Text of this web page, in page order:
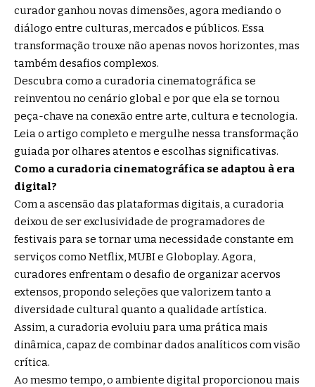
curador ganhou novas dimensões, agora mediando o
diálogo entre culturas, mercados e públicos. Essa
transformação trouxe não apenas novos horizontes, mas
também desafios complexos.
Descubra como a curadoria cinematográfica se
reinventou no cenário global e por que ela se tornou
peça-chave na conexão entre arte, cultura e tecnologia.
Leia o artigo completo e mergulhe nessa transformação
guiada por olhares atentos e escolhas significativas.
Como a curadoria cinematográfica se adaptou à era
digital?
Com a ascensão das plataformas digitais, a curadoria
deixou de ser exclusividade de programadores de
festivais para se tornar uma necessidade constante em
serviços como Netflix, MUBI e Globoplay. Agora,
curadores enfrentam o desafio de organizar acervos
extensos, propondo seleções que valorizem tanto a
diversidade cultural quanto a qualidade artística.
Assim, a curadoria evoluiu para uma prática mais
dinâmica, capaz de combinar dados analíticos com visão
crítica.
Ao mesmo tempo, o ambiente digital proporcionou mais